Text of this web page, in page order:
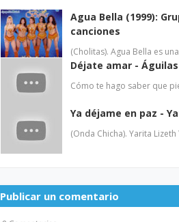
Agua Bella (1999):
canciones
(Cholitas). Agua Bella es
Déjate amar -
Cómo te hago saber que
Ya déjame en paz -
(Onda Chicha). Yarita
Publicar un comentario